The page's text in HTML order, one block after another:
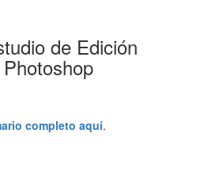
de Edición
completo aquí.